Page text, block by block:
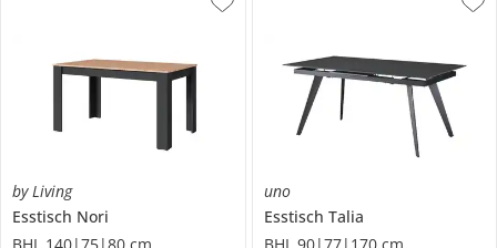
by Living
Esstisch Nori
uno
Esstisch Talia